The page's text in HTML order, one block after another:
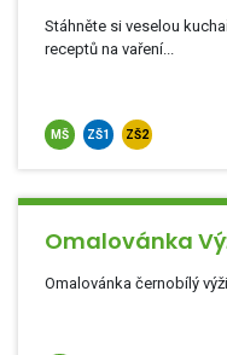
Stáhněte si veselou
receptů na vaření...
MŠ ZŠ1 ZŠ2
Omalovánka
Omalovánka černobílý